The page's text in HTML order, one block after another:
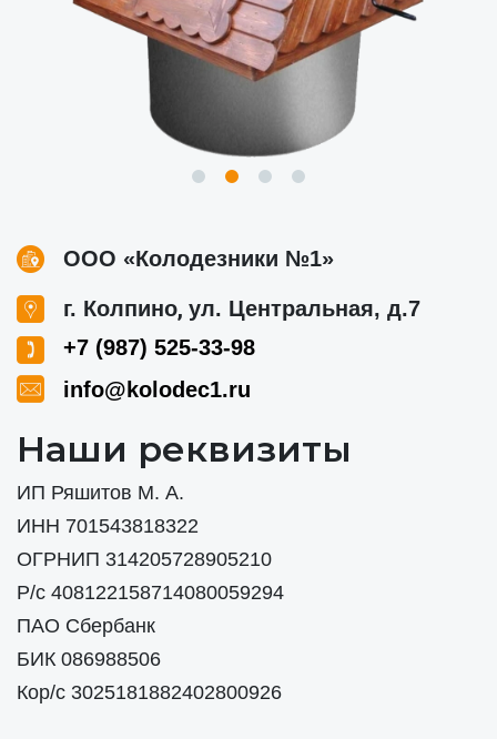
ООО «Колодезники №1»
г. Колпино, ул. Центральная, д.7
+7 (987) 525-33-98
info@kolodec1.ru
Наши реквизиты
ИП Ряшитов М. А.
ИНН 701543818322
ОГРНИП 314205728905210
Р/с 408122158714080059294
ПАО Сбербанк
БИК 086988506
Кор/с 3025181882402800926